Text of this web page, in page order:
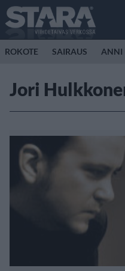
ROKOTE SAIRAUS ANNI
Jori